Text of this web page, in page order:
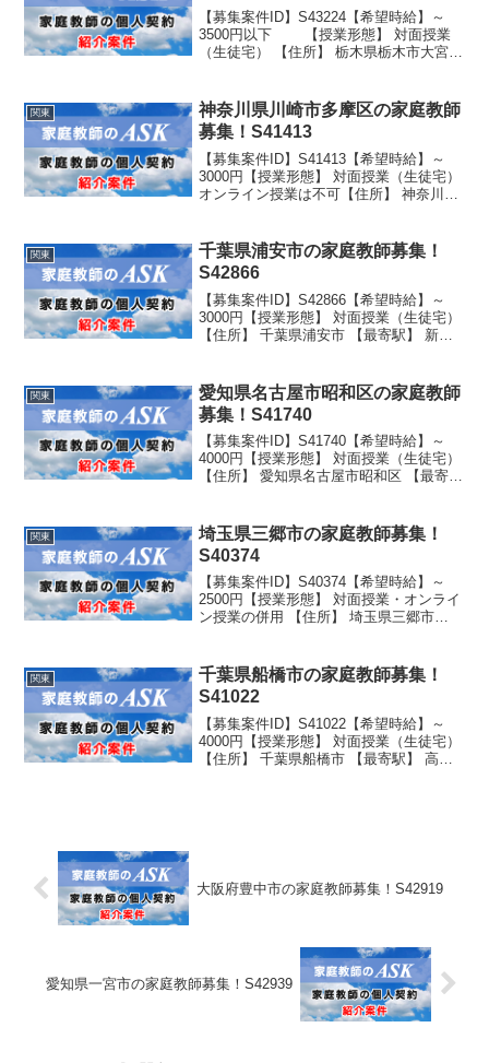
【募集案件ID】S43224【希望時給】～
3500円以下 【授業形態】 対面授業
（生徒宅） 【住所】 栃木県栃木市大宮町
子 【生徒学年】 学校名：公立 学...
関東
神奈川県川崎市多摩区の家庭教師
募集！S41413
【募集案件ID】S41413【希望時給】～
3000円【授業形態】 対面授業（生徒宅）
オンライン授業は不可【住所】 神奈川県
学校名：公立学年：小学新6年生
関東
千葉県浦安市の家庭教師募集！
S42866
【募集案件ID】S42866【希望時給】～
3000円【授業形態】 対面授業（生徒宅）
【住所】 千葉県浦安市 【最寄駅】 新浦
年生
関東
愛知県名古屋市昭和区の家庭教師
募集！S41740
【募集案件ID】S41740【希望時給】～
4000円【授業形態】 対面授業（生徒宅）
【住所】 愛知県名古屋市昭和区 【最寄
年】 学校名：公立 学年：小学2年生
関東
埼玉県三郷市の家庭教師募集！
S40374
【募集案件ID】S40374【希望時給】～
2500円【授業形態】 対面授業・オンライ
ン授業の併用 【住所】 埼玉県三郷市
スペース有り 【生徒性別】男子 【生徒学
年...
関東
千葉県船橋市の家庭教師募集！
S41022
【募集案件ID】S41022【希望時給】～
4000円【授業形態】 対面授業（生徒宅）
【住所】 千葉県船橋市 【最寄駅】 高根
大阪府豊中市の家庭教師募集！S42919
愛知県一宮市の家庭教師募集！S42939